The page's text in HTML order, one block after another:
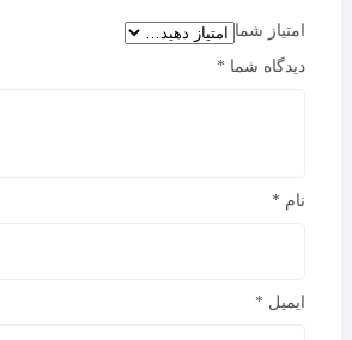
امتیاز شما
دیدگاه شما *
نام *
ایمیل *